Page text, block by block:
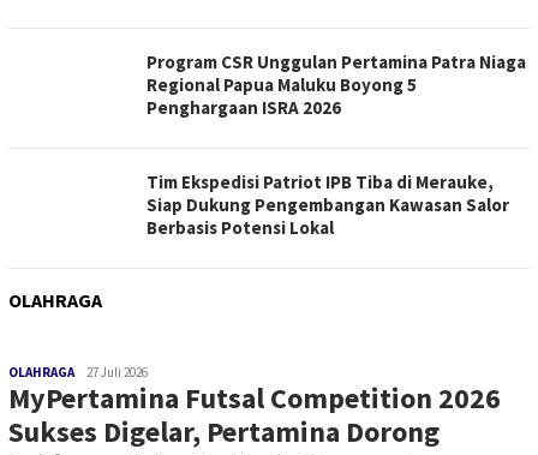
Program CSR Unggulan Pertamina Patra Niaga
Regional Papua Maluku Boyong 5
Penghargaan ISRA 2026
Tim Ekspedisi Patriot IPB Tiba di Merauke,
Siap Dukung Pengembangan Kawasan Salor
Berbasis Potensi Lokal
OLAHRAGA
OLAHRAGA 27 Juli 2026
MyPertamina Futsal Competition 2026
Sukses Digelar, Pertamina Dorong